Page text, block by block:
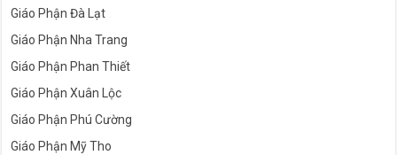
Giáo Phận Đà Lạt
Giáo Phận Nha Trang
Giáo Phận Phan Thiết
Giáo Phận Xuân Lộc
Giáo Phận Phú Cường
Giáo Phận Mỹ Tho